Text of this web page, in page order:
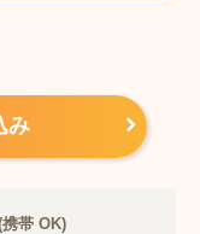
み
帯 OK)